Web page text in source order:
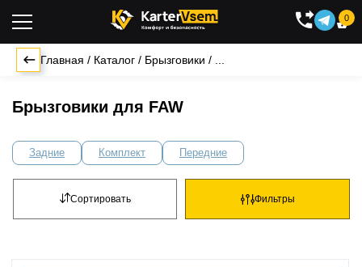

0
Главная / Каталог / Брызговики /
Брызговики для FAW
Задние Комплект Передние
Фильтры
Сортировать